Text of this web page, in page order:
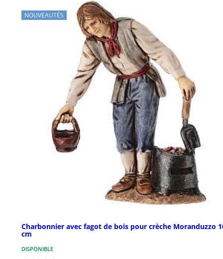
NOUVEAUTÉS
Charbonnier avec fagot de bois pour crèche Moranduzzo
cm
DISPONIBLE